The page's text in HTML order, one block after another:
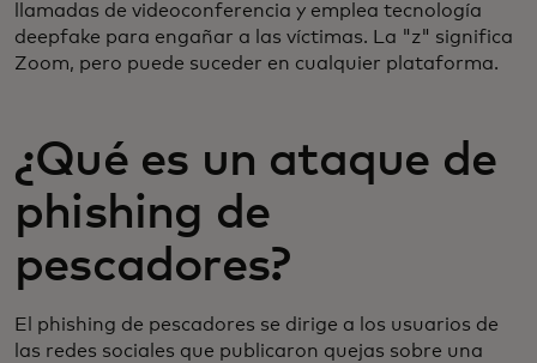
llamadas de videoconferencia y emplea tecnología
deepfake para engañar a las víctimas. La "z" significa
Zoom, pero puede suceder en cualquier plataforma.
¿Qué es un ataque de
phishing de
pescadores?
El phishing de pescadores se dirige a los usuarios de
las redes sociales que publicaron quejas sobre una